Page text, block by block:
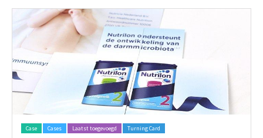
Case Cases Laatst toegevoegd Turning Card